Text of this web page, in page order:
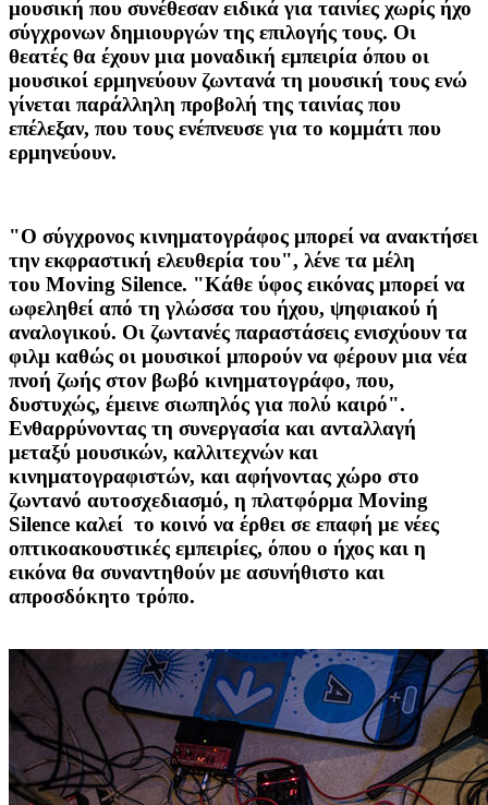
μουσική που συνέθεσαν ειδικά για ταινίες χωρίς ήχο
σύγχρονων δημιουργών της επιλογής τους. Οι
θεατές θα έχουν μια μοναδική εμπειρία όπου οι
μουσικοί ερμηνεύουν ζωντανά τη μουσική τους ενώ
γίνεται παράλληλη προβολή της ταινίας που
επέλεξαν, που τους ενέπνευσε για το κομμάτι που
ερμηνεύουν.
"O σύγχρονος κινηματογράφος μπορεί να ανακτήσει
την εκφραστική ελευθερία του", λένε τα μέλη
του Moving Silence. "Κάθε ύφος εικόνας μπορεί να
ωφεληθεί από τη γλώσσα του ήχου, ψηφιακού ή
αναλογικού. Οι ζωντανές παραστάσεις ενισχύουν τα
φιλμ καθώς οι μουσικοί μπορούν να φέρουν μια νέα
πνοή ζωής στον βωβό κινηματογράφο, που,
δυστυχώς, έμεινε σιωπηλός για πολύ καιρό".
Ενθαρρύνοντας τη συνεργασία και ανταλλαγή
μεταξύ μουσικών, καλλιτεχνών και
κινηματογραφιστών, και αφήνοντας χώρο στο
ζωντανό αυτοσχεδιασμό, η πλατφόρμα Moving
Silence καλεί το κοινό να έρθει σε επαφή με νέες
οπτικοακουστικές εμπειρίες, όπου ο ήχος και η
εικόνα θα συναντηθούν με ασυνήθιστο και
απροσδόκητο τρόπο.